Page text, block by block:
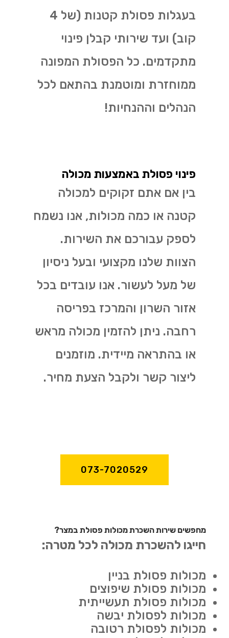
בעגלות פסולת קטנות (של 4
קוב) ועד שירותי קבלן פינוי
מתקדמים. כל הפסולת המפונה
ממוחזרת ומוטמנת בהתאם לכל
הנהלים וההנחיות!
פינוי פסולת באמצעות מכולה
בין אם אתם זקוקים למכולה
קטנה או כמה מכולות, אנו נשמח
לספק עבורכם את השירות.
הצוות שלנו מקצועי ובעל ניסיון
של מעל לעשור. אנו עובדים בכל
אזור השרון והמרכז בפריסה
רחבה. ניתן להזמין מכולה מראש
או בהתראה מיידית. מוזמנים
ליצור קשר ולקבל הצעת מחיר.
073-7020529
מחפשים שירות השכרת מכולות פסולת במצר?
חייגו להשכרת מכולה לכל מטרה:
מכולות פסולת בניין
מכולות פסולת שיפוצים
מכולות פסולת תעשייתית
מכולות לפסולת יבשה
מכולות לפסולת רטובה